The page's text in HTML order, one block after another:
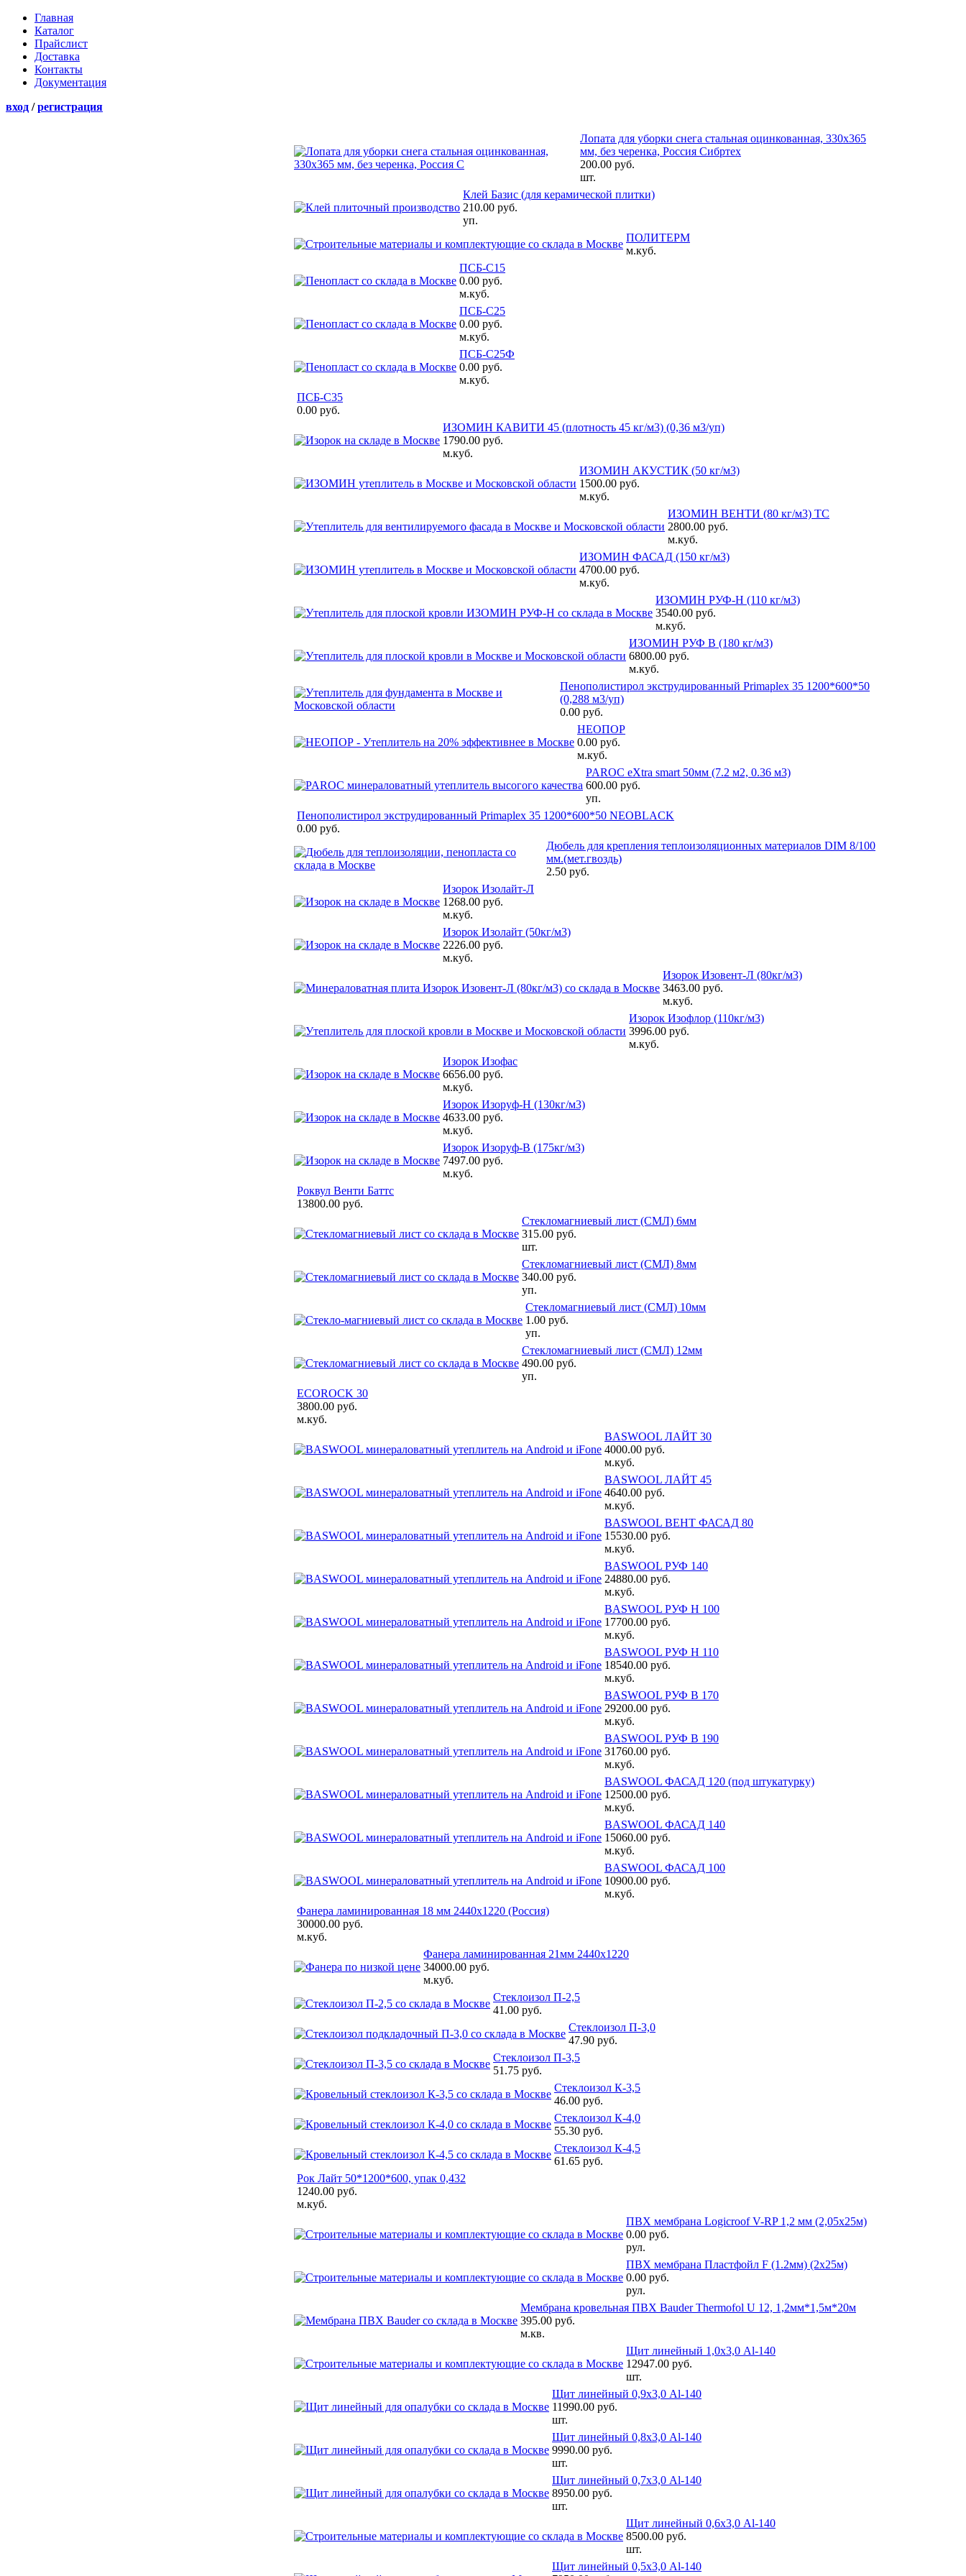
Главная
Каталог
Прайслист
Доставка
Контакты
Документация
вход /регистрация
Лопата для уборки снега стальная оцинкованная, 330х365
мм, без черенка, Россия Сибртех
200.00 руб.
шт.
Клей Базис (для керамической плитки)
210.00 руб.
уп.
ПОЛИТЕРМ
м.куб.
ПСБ-С15
0.00 руб.
м.куб.
ПСБ-С25
0.00 руб.
м.куб.
ПСБ-С25Ф
0.00 руб.
м.куб.
ПСБ-С35
0.00 руб.
ИЗОМИН КАВИТИ 45 (плотность 45 кг/м3) (0,36 м3/уп)
1790.00 руб.
м.куб.
ИЗОМИН АКУСТИК (50 кг/м3)
1500.00 руб.
м.куб.
ИЗОМИН ВЕНТИ (80 кг/м3) ТС
2800.00 руб.
м.куб.
ИЗОМИН ФАСАД (150 кг/м3)
4700.00 руб.
м.куб.
ИЗОМИН РУФ-Н (110 кг/м3)
3540.00 руб.
м.куб.
ИЗОМИН РУФ В (180 кг/м3)
6800.00 руб.
м.куб.
Пенополистирол экструдированный Primaplex 35 1200*600*50
(0,288 м3/уп)
0.00 руб.
НЕОПОР
0.00 руб.
м.куб.
PAROC eXtra smart 50мм (7.2 м2, 0.36 м3)
600.00 руб.
уп.
Пенополистирол экструдированный Primaplex 35 1200*600*50 NEOBLACK
0.00 руб.
Дюбель для крепления теплоизоляционных материалов DIM 8/100
мм.(мет.гвоздь)
2.50 руб.
Изорок Изолайт-Л
1268.00 руб.
м.куб.
Изорок Изолайт (50кг/м3)
2226.00 руб.
м.куб.
Изорок Изовент-Л (80кг/м3)
3463.00 руб.
м.куб.
Изорок Изофлор (110кг/м3)
3996.00 руб.
м.куб.
Изорок Изофас
6656.00 руб.
м.куб.
Изорок Изоруф-Н (130кг/м3)
4633.00 руб.
м.куб.
Изорок Изоруф-В (175кг/м3)
7497.00 руб.
м.куб.
Роквул Венти Баттс
13800.00 руб.
Стекломагниевый лист (СМЛ) 6мм
315.00 руб.
шт.
Стекломагниевый лист (СМЛ) 8мм
340.00 руб.
уп.
Стекломагниевый лист (СМЛ) 10мм
1.00 руб.
уп.
Стекломагниевый лист (СМЛ) 12мм
490.00 руб.
уп.
ECOROCK 30
3800.00 руб.
м.куб.
BASWOOL ЛАЙТ 30
4000.00 руб.
м.куб.
BASWOOL ЛАЙТ 45
4640.00 руб.
м.куб.
BASWOOL ВЕНТ ФАСАД 80
15530.00 руб.
м.куб.
BASWOOL РУФ 140
24880.00 руб.
м.куб.
BASWOOL РУФ Н 100
17700.00 руб.
м.куб.
BASWOOL РУФ Н 110
18540.00 руб.
м.куб.
BASWOOL РУФ В 170
29200.00 руб.
м.куб.
BASWOOL РУФ В 190
31760.00 руб.
м.куб.
BASWOOL ФАСАД 120 (под штукатурку)
12500.00 руб.
м.куб.
BASWOOL ФАСАД 140
15060.00 руб.
м.куб.
BASWOOL ФАСАД 100
10900.00 руб.
м.куб.
Фанера ламинированная 18 мм 2440х1220 (Россия)
30000.00 руб.
м.куб.
Фанера ламинированная 21мм 2440х1220
34000.00 руб.
м.куб.
Стеклоизол П-2,5
41.00 руб.
Стеклоизол П-3,0
47.90 руб.
Стеклоизол П-3,5
51.75 руб.
Стеклоизол К-3,5
46.00 руб.
Стеклоизол К-4,0
55.30 руб.
Стеклоизол К-4,5
61.65 руб.
Рок Лайт 50*1200*600, упак 0,432
1240.00 руб.
м.куб.
ПВХ мембрана Logicroof V-RP 1,2 мм (2,05х25м)
0.00 руб.
рул.
ПВХ мембрана Пластфойл F (1.2мм) (2х25м)
0.00 руб.
рул.
Мембрана кровельная ПВХ Bauder Thermofol U 12, 1,2мм*1,5м*20м
395.00 руб.
м.кв.
Щит линейный 1,0х3,0 Al-140
12947.00 руб.
шт.
Щит линейный 0,9х3,0 Al-140
11990.00 руб.
шт.
Щит линейный 0,8х3,0 Al-140
9990.00 руб.
шт.
Щит линейный 0,7х3,0 Al-140
8950.00 руб.
шт.
Щит линейный 0,6х3,0 Al-140
8500.00 руб.
шт.
Щит линейный 0,5х3,0 Al-140